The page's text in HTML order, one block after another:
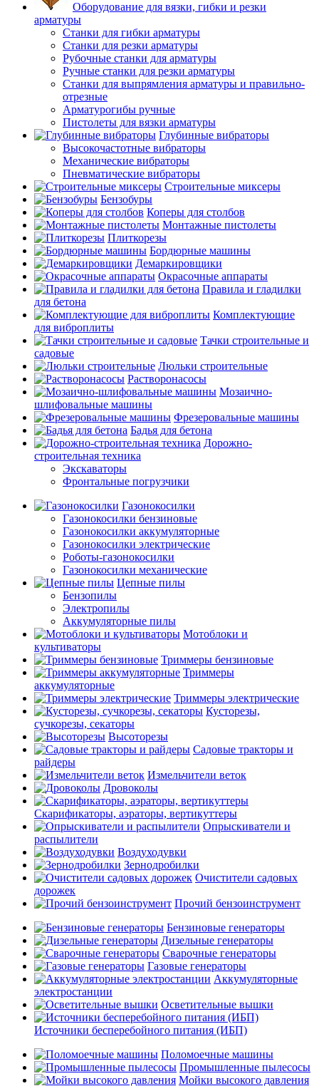
Оборудование для вязки, гибки и резки
арматуры
Станки для гибки арматуры
Станки для резки арматуры
Рубочные станки для арматуры
Ручные станки для резки арматуры
Станки для выпрямления арматуры и правильно-
отрезные
Арматурогибы ручные
Пистолеты для вязки арматуры
Глубинные вибраторы
Высокочастотные вибраторы
Механические вибраторы
Пневматические вибраторы
Строительные миксеры
Бензобуры
Коперы для столбов
Монтажные пистолеты
Плиткорезы
Бордюрные машины
Демаркировщики
Окрасочные аппараты
Правила и гладилки
для бетона
Комплектующие
для виброплиты
Тачки строительные и
садовые
Люльки строительные
Растворонасосы
Мозаично-
шлифовальные машины
Фрезеровальные машины
Бадья для бетона
Дорожно-
строительная техника
Экскаваторы
Фронтальные погрузчики
Газонокосилки
Газонокосилки бензиновые
Газонокосилки аккумуляторные
Газонокосилки электрические
Роботы-газонокосилки
Газонокосилки механические
Цепные пилы
Бензопилы
Электропилы
Аккумуляторные пилы
Мотоблоки и
культиваторы
Триммеры бензиновые
Триммеры
аккумуляторные
Триммеры электрические
Кусторезы,
сучкорезы, секаторы
Высоторезы
Садовые тракторы и
райдеры
Измельчители веток
Дровоколы
Скарификаторы, аэраторы, вертикуттеры
Опрыскиватели и
распылители
Воздуходувки
Зернодробилки
Очистители садовых
дорожек
Прочий бензоинструмент
Бензиновые генераторы
Дизельные генераторы
Сварочные генераторы
Газовые генераторы
Аккумуляторные
электростанции
Осветительные вышки
Источники бесперебойного питания (ИБП)
Поломоечные машины
Промышленные пылесосы
Мойки высокого давления